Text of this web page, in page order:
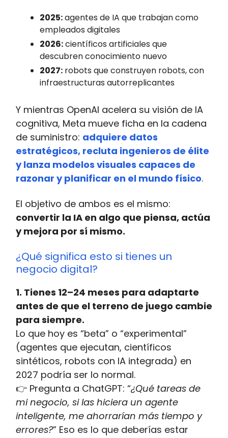
2025:agentes de IA que trabajan como
empleados digitales
2026:científicos artificiales que
descubren conocimiento nuevo
2027: robots que construyen robots, con
infraestructuras autorreplicantes
Y mientras OpenAI acelera su visión de IA
cognitiva, Meta mueve ficha en la cadena
de suministro: adquiere datos
estratégicos, recluta ingenieros de élite
y lanza modelos visuales capaces de
razonar y planificar en el mundo físico.
El objetivo de ambos es el mismo:
convertir la IA en algo que piensa, actúa
y mejora por sí mismo.
¿Qué significa esto si tienes un
negocio digital?
1. Tienes 12–24 meses para adaptarte
antes de que el terreno de juego cambie
para siempre.
Lo que hoy es “beta” o “experimental”
(agentes que ejecutan, científicos
sintéticos, robots con IA integrada) en
2027 podría ser lo normal.
👉 Pregunta a ChatGPT: “¿Qué tareas de
mi negocio, si las hiciera un agente
inteligente, me ahorrarían más tiempo y
errores?” Eso es lo que deberías estar